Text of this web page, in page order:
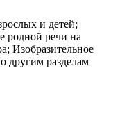
и детей;
родной речи на
Изобразительное
другим разделам